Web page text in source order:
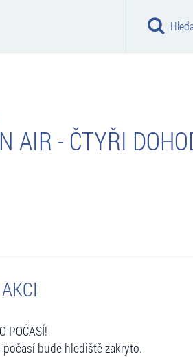
AIR - ČTYŘI
POČASÍ!
bude hlediště zakryto.